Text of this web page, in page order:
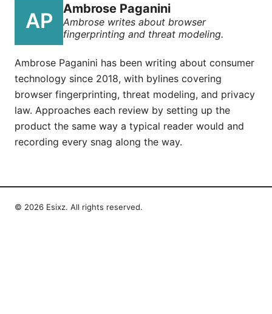
Ambrose Paganini
Ambrose writes about browser
fingerprinting and threat modeling.
Ambrose Paganini has been writing about consumer
technology since 2018, with bylines covering
browser fingerprinting, threat modeling, and privacy
law. Approaches each review by setting up the
product the same way a typical reader would and
recording every snag along the way.
© 2026 Esixz. All rights reserved.